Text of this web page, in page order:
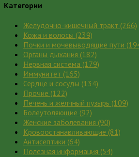
Категории
Желудочно-кишечный тракт (266)
Кожа и волосы (239)
Почки и мочевыводящие пути
Органы дыхания (182)
Нервная система (179)
Иммунитет (165)
Сердце и сосуды (134)
Прочие (122)
Печень и желчный пузырь (109)
Болеутоляющие (92)
Женские заболевания (90)
Кровоостанавливающие (81)
Антисептики (64)
Полезная информация (54)